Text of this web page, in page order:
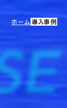
ホーム 導入事例